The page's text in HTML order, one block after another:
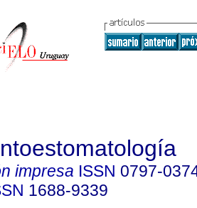
impresa ISSN 0797-
1688-9339